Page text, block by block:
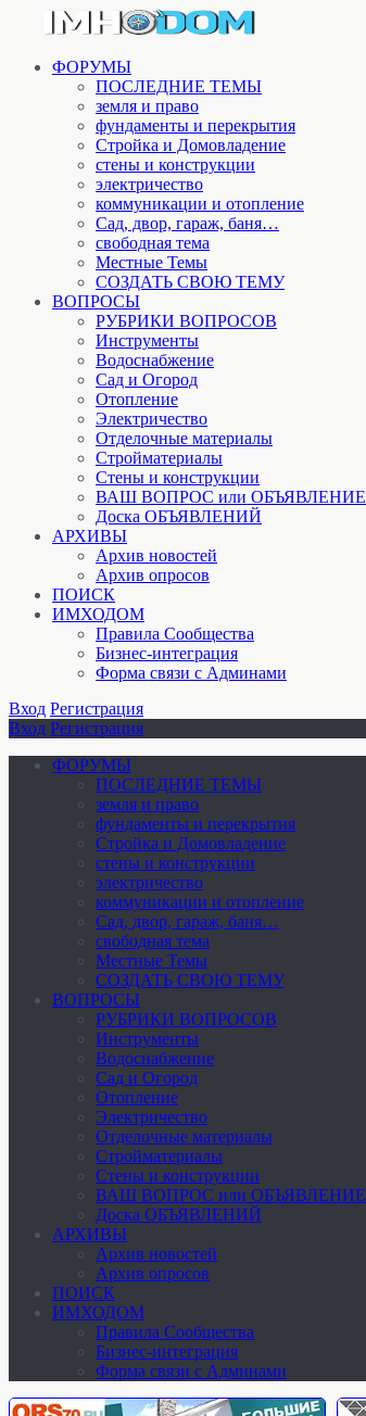
ФОРУМЫ
ПОСЛЕДНИЕ ТЕМЫ
земля и право
фундаменты и перекрытия
Стройка и Домовладение
стены и конструкции
электричество
коммуникации и отопление
Cад, двор, гараж, баня…
свободная тема
Местные Темы
СОЗДАТЬ СВОЮ ТЕМУ
ВОПРОСЫ
РУБРИКИ ВОПРОСОВ
Инструменты
Водоснабжение
Сад и Огород
Отопление
Электричество
Отделочные материалы
Стройматериалы
Стены и конструкции
ВАШ ВОПРОС или ОБЪЯВЛЕНИЕ
Доска ОБЪЯВЛЕНИЙ
АРХИВЫ
Архив новостей
Архив опросов
ПОИСК
ИМХОДОМ
Правила Сообщества
Бизнес-интеграция
Форма связи с Админами
Вход Регистрация
Вход Регистрация
ФОРУМЫ
ПОСЛЕДНИЕ ТЕМЫ
земля и право
фундаменты и перекрытия
Стройка и Домовладение
стены и конструкции
электричество
коммуникации и отопление
Cад, двор, гараж, баня…
свободная тема
Местные Темы
СОЗДАТЬ СВОЮ ТЕМУ
ВОПРОСЫ
РУБРИКИ ВОПРОСОВ
Инструменты
Водоснабжение
Сад и Огород
Отопление
Электричество
Отделочные материалы
Стройматериалы
Стены и конструкции
ВАШ ВОПРОС или ОБЪЯВЛЕНИЕ
Доска ОБЪЯВЛЕНИЙ
АРХИВЫ
Архив новостей
Архив опросов
ПОИСК
ИМХОДОМ
Правила Сообщества
Бизнес-интеграция
Форма связи с Админами